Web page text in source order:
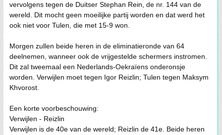
vervolgens tegen de Duitser Stephan Rein, de nr. 144 van de
wereld. Dit mocht geen moeilijke partij worden en dat werd het
ook niet voor Tulen, die met 15-9 won.
Morgen zullen beide heren in de eliminatieronde van 64
deelnemen, wanneer ook de vrijgestelde schermers instromen.
Dit zal tweemaal een Nederlands-Oekraïens onderonsje
worden. Verwijlen moet tegen Igor Reizlin; Tulen tegen Maksym
Khvorost.
Een korte voorbeschouwing:
Verwijlen - Reizlin
Verwijlen is de 40e van de wereld; Reizlin de 41e. Beide heren